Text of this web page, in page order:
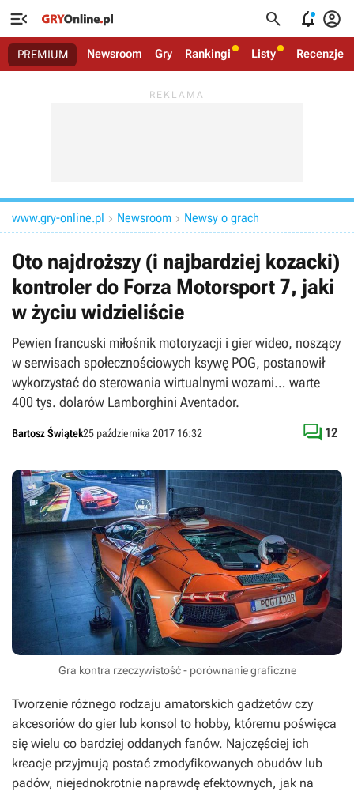
   
PREMIUM Newsroom Gry Rankingi Listy Recenzje
www.gry-online.pl  Newsroom  Newsy o grach
Oto najdroższy (i najbardziej kozacki)
kontroler do Forza Motorsport 7, jaki
w życiu widzieliście
Pewien francuski miłośnik motoryzacji i gier wideo, noszący
w serwisach społecznościowych ksywę POG, postanowił
wykorzystać do sterowania wirtualnymi wozami… warte
400 tys. dolarów Lamborghini Aventador.
Bartosz Świątek25 października 2017 16:32  12
Gra kontra rzeczywistość - porównanie graficzne
Tworzenie różnego rodzaju amatorskich gadżetów czy
akcesoriów do gier lub konsol to hobby, któremu poświęca
się wielu co bardziej oddanych fanów. Najczęściej ich
kreacje przyjmują postać zmodyfikowanych obudów lub
padów, niejednokrotnie naprawdę efektownych, jak na